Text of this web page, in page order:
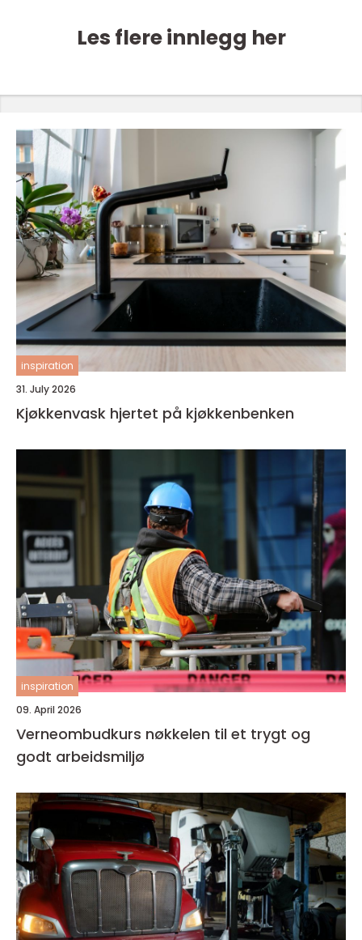
Les flere innlegg her
inspiration
31. July 2026
Kjøkkenvask hjertet på kjøkkenbenken
inspiration
09. April 2026
Verneombudkurs nøkkelen til et trygt og
godt arbeidsmiljø